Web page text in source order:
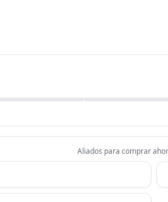
Aliados para comprar